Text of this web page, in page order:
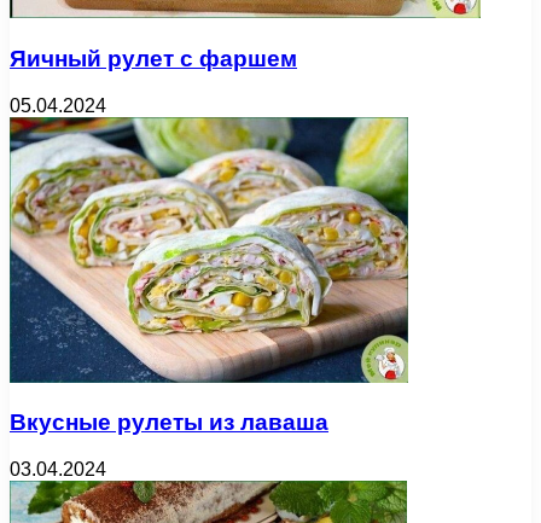
Яичный рулет с фаршем
05.04.2024
Вкусные рулеты из лаваша
03.04.2024